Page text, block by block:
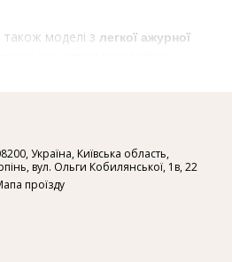
також моделі з легкої ажурної
що полегшує рутину
кокони добре підходять
здригання та дарують
з самого початку. У
Україна, Київська область,
вул. Ольги Кобилянської, 1в, 22
проїзду